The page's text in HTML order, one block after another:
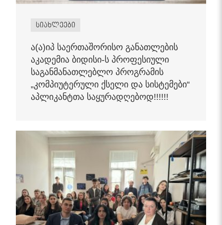
სიახლეები
ა(ა)იპ საერთაშორისო განათლების
აკადემია ბიდისი-ს პროფესიული
საგანმანათლებლო პროგრამის
„კომპიუტერული ქსელი და სისტემები“
აპლიკანტთა საყურადღებოდ!!!!!!